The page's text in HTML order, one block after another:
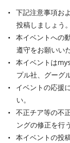
下記注意事項お
投稿しましょう。
本イベントへの
遵守をお願いい
本イベントは
プル社、グーグ
イベントの応援
い。
不正チア等の不
ングの修正を行
本イベントの投